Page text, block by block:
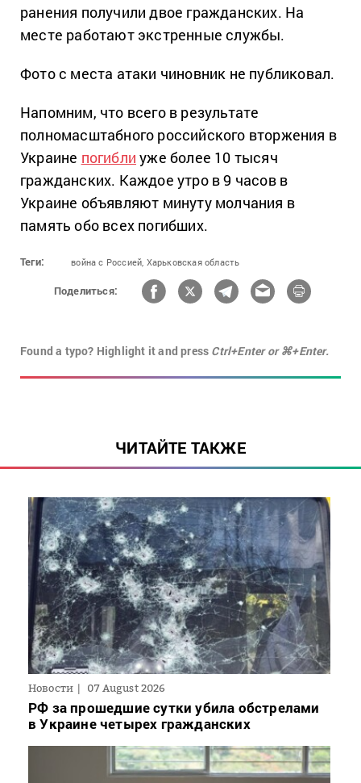
ранения получили двое гражданских. На
месте работают экстренные службы.
Фото с места атаки чиновник не публиковал.
Напомним, что всего в результате
полномасштабного российского вторжения в
Украине погибли уже более 10 тысяч
гражданских. Каждое утро в 9 часов в
Украине объявляют минуту молчания в
память обо всех погибших.
Теги: война с Россией, Харьковская область
Поделиться:
Found a typo? Highlight it and press Ctrl+Enter or ⌘+Enter.
ЧИТАЙТЕ ТАКЖЕ
Новости 07 August 2026
РФ за прошедшие сутки убила обстрелами
в Украине четырех гражданских